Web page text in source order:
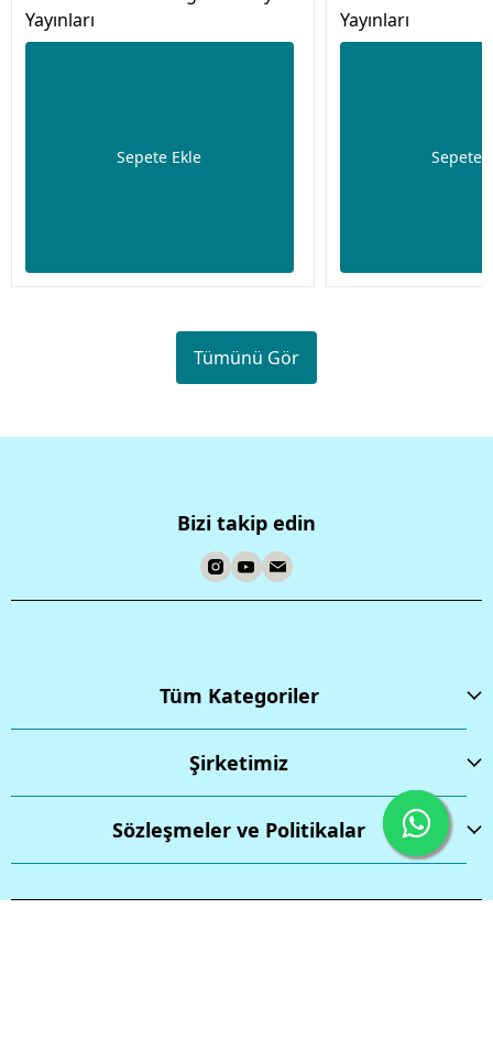
Yayınları
Sepete Ekle
Yayınları
Sepete
Tümünü Gör
Bizi takip edin
Tüm Kategoriler
Şirketimiz
Sözleşmeler ve Politikalar